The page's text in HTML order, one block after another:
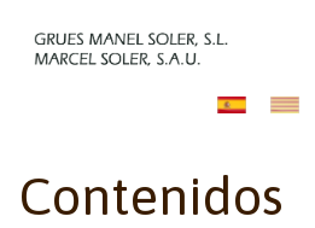
Contenidos